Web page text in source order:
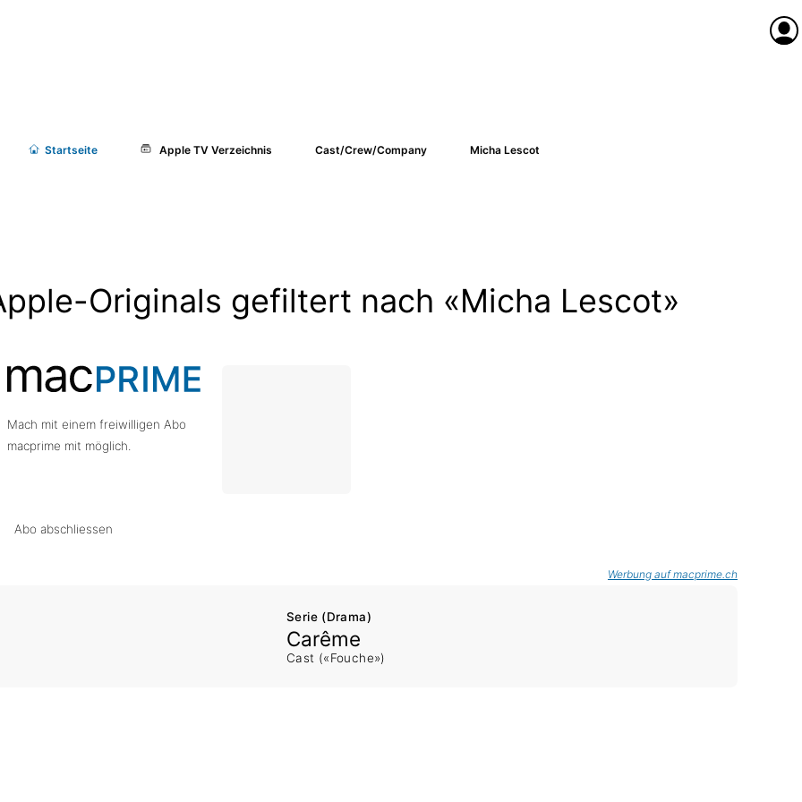
Startseite Apple TV Verzeichnis Cast/Crew/Company Micha Lescot
Originals gefiltert nach «Micha Lescot»
Mach mit einem freiwilligen Abo
macprime mit möglich.
Abo abschliessen
Werbung auf macprime.ch
Serie (Drama)
Carême
Cast («Fouche»)